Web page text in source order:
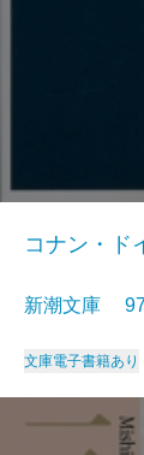
コナン・ド
新潮文庫
文庫電子書籍あり